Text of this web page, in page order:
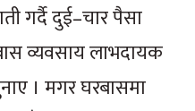
गर्दै दुई–चार पैसा
व्यवसाय लाभदायक
। मगर घरबासमा